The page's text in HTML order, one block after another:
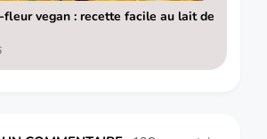
fleur vegan : recette facile au lait de